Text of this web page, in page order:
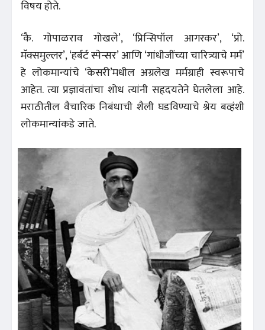
विषय होते.
‘कै. गोपाळराव गोखले’, ‘प्रिन्सिपॉल आगरकर’, ‘प्रो.
मॅक्समुल्लर’, ‘हर्बर्ट स्पेन्सर’ आणि ‘गांधीजींच्या चारित्र्याचे मर्म’
हे लोकमान्यांचे ‘केसरी’मधील अग्रलेख मर्मग्राही स्वरूपाचे
आहेत. त्या प्रज्ञावंतांचा शोध त्यांनी सहृदयतेने घेतलेला आहे.
मराठीतील वैचारिक निबंधाची शैली घडविण्याचे श्रेय बव्हंशी
लोकमान्यांकडे जाते.